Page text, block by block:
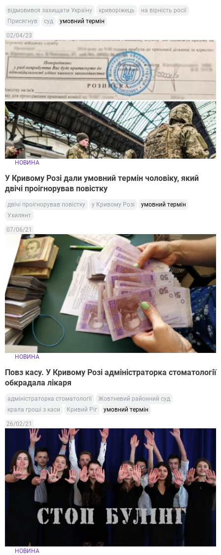
відмовився захищати Україну криворіжець
на вірність росії
Присягнув
суд умовний термін
02/04/23
НОВИНА
У Кривому Розі дали умовний термін чоловіку, який
двічі проігнорував повістку
двічі проігнорував повістку у Кривому Розі
умовний термін
Ухилянт
07/06/21
НОВИНА
Повз касу. У Кривому Розі адміністраторка стоматології
обкрадала лікаря
адміністраторка стоматології
Жовтневий районний суд
крала гроші з каси
Кривий Ріг умовний термін
26/02/21
НОВИНА